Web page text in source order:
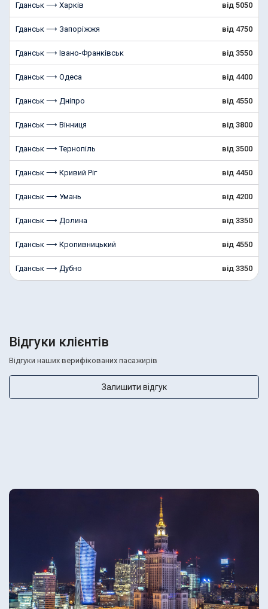
Гданськ ⟶ Харків від 5050
Гданськ ⟶ Запоріжжя від 4750
Гданськ ⟶ Івано-Франківськ від 3550
Гданськ ⟶ Одеса від 4400
Гданськ ⟶ Дніпро від 4550
Гданськ ⟶ Вінниця від 3800
Гданськ ⟶ Тернопіль від 3500
Гданськ ⟶ Кривий Ріг від 4450
Гданськ ⟶ Умань від 4200
Гданськ ⟶ Долина від 3350
Гданськ ⟶ Кропивницький від 4550
Гданськ ⟶ Дубно від 3350
Відгуки клієнтів
Відгуки наших верифікованих пасажирів
Залишити відгук